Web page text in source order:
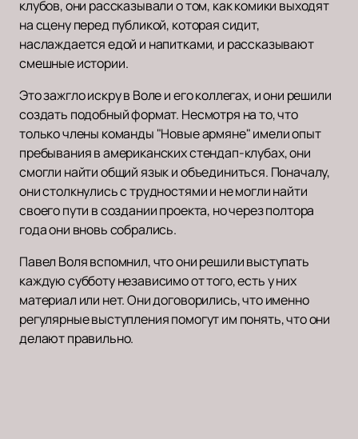
клубов, они рассказывали о том, как комики выходят
на сцену перед публикой, которая сидит,
наслаждается едой и напитками, и рассказывают
смешные истории.
Это зажгло искру в Воле и его коллегах, и они решили
создать подобный формат. Несмотря на то, что
только члены команды "Новые армяне" имели опыт
пребывания в американских стендап-клубах, они
смогли найти общий язык и объединиться. Поначалу,
они столкнулись с трудностями и не могли найти
своего пути в создании проекта, но через полтора
года они вновь собрались.
Павел Воля вспомнил, что они решили выступать
каждую субботу независимо от того, есть у них
материал или нет. Они договорились, что именно
регулярные выступления помогут им понять, что они
делают правильно.